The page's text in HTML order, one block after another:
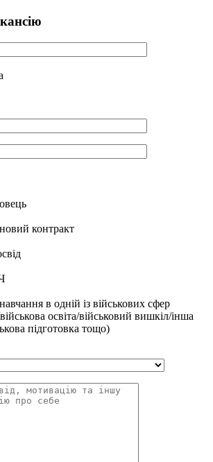
контракт
в одній із військових сфер
освіта/військовий вишкіл/інша
підготовка тощо)